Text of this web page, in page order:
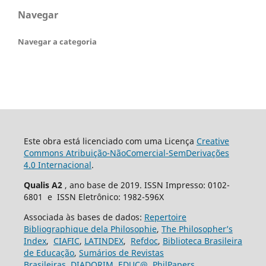
Navegar
Navegar a categoria
Este obra está licenciado com uma Licença Creative
Commons Atribuição-NãoComercial-SemDerivações
4.0 Internacional.
Qualis A2 , ano base de 2019. ISSN Impresso: 0102-
6801 e ISSN Eletrônico: 1982-596X
Associada às bases de dados: Repertoire
Bibliographique dela Philosophie, The Philosopher’s
Index, CIAFIC, LATINDEX, Refdoc, Biblioteca Brasileira
de Educação, Sumários de Revistas